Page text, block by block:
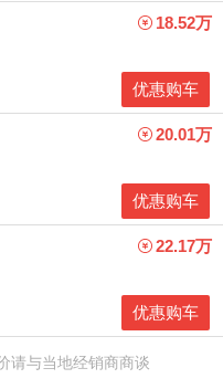
18.52万
优惠购车
20.01万
优惠购车
22.17万
优惠购车
请与当地经销商商谈